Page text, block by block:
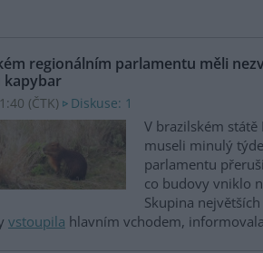
regionálním parlamentu měli
kapybar
(ČTK) Diskuse: 1
V brazilském státě
museli minulý
parlamentu
co budovy vniklo
Skupina
vstoupila hlavním vchodem,